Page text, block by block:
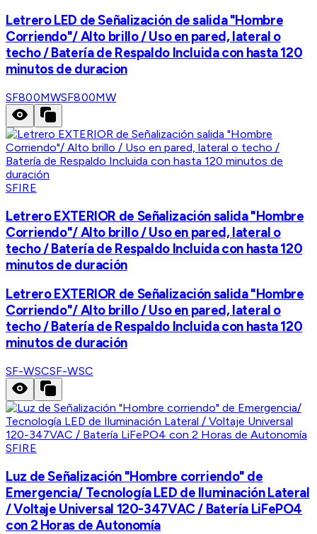
Letrero LED de Señalización de salida "Hombre
Corriendo"/ Alto brillo / Uso en pared, lateral o
techo / Batería de Respaldo Incluida con hasta 120
minutos de duracion
SF800MWSF800MW
SFIRE
Letrero EXTERIOR de Señalización salida "Hombre
Corriendo"/ Alto brillo / Uso en pared, lateral o
techo / Batería de Respaldo Incluida con hasta 120
minutos de duración
Letrero EXTERIOR de Señalización salida "Hombre
Corriendo"/ Alto brillo / Uso en pared, lateral o
techo / Batería de Respaldo Incluida con hasta 120
minutos de duración
SF-WSCSF-WSC
SFIRE
Luz de Señalización "Hombre corriendo" de
Emergencia/ Tecnología LED de Iluminación Lateral
/ Voltaje Universal 120-347VAC / Batería LiFePO4
con 2 Horas de Autonomía